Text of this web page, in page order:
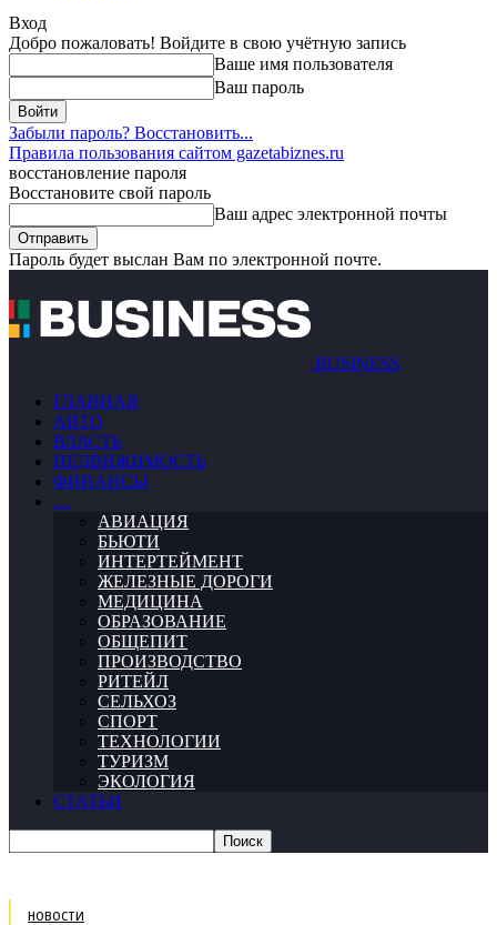
Вход
Добро пожаловать! Войдите в свою учётную запись
Ваше имя пользователя
Ваш пароль
Забыли пароль? Восстановить...
Правила пользования сайтом gazetabiznes.ru
восстановление пароля
Восстановите свой пароль
Ваш адрес электронной почты
Пароль будет выслан Вам по электронной почте.
BUSINESS
ГЛАВНАЯ
АВТО
ВЛАСТЬ
НЕДВИЖИМОСТЬ
ФИНАНСЫ
…
АВИАЦИЯ
БЬЮТИ
ИНТЕРТЕЙМЕНТ
ЖЕЛЕЗНЫЕ ДОРОГИ
МЕДИЦИНА
ОБРАЗОВАНИЕ
ОБЩЕПИТ
ПРОИЗВОДСТВО
РИТЕЙЛ
СЕЛЬХОЗ
СПОРТ
ТЕХНОЛОГИИ
ТУРИЗМ
ЭКОЛОГИЯ
СТАТЬИ
НОВОСТИ